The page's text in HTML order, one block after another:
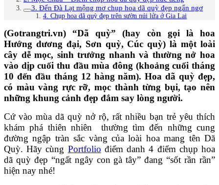
3. Đến Đà Lạt mộng mơ chụp hoa dã quỳ đẹp ngẩn ngơ
4. Chụp hoa dã quỳ đẹp trên sườn núi lửa ở Gia Lai
(Gotrangtri.vn) “Dã quỳ” (hay còn gọi là hoa
Hướng dương đại, Sơn quỳ, Cúc quỳ) là một loài
cây dễ mọc, sinh trưởng nhanh và thường nở hoa
vào dịp cuối thu đầu mùa đông (khoảng cuối tháng
10 đến đầu tháng 12 hàng năm). Hoa dã quỳ đẹp,
có màu vàng rực rỡ, mọc thành từng bụi, tạo nên
những khung cảnh đẹp đắm say lòng người.
Cứ vào mùa dã quỳ nở rộ, rất nhiều bạn trẻ yêu thích
khám phá thiên nhiên thường tìm đến những cung
đường ngập tràn sắc vàng của loài hoa mang tên Dã
Quỳ. Hãy cùng Portfolio điểm danh 4 điểm chụp hoa
dã quỳ đẹp “ngất ngây con gà tây” đang “sốt rần rần”
hiện nay nhé!